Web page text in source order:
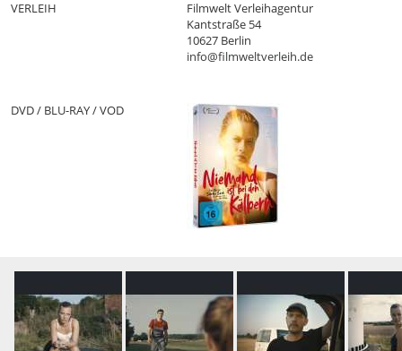
VERLEIH
Filmwelt Verleihagentur
Kantstraße 54
10627 Berlin
info@filmweltverleih.de
DVD / BLU-RAY / VOD